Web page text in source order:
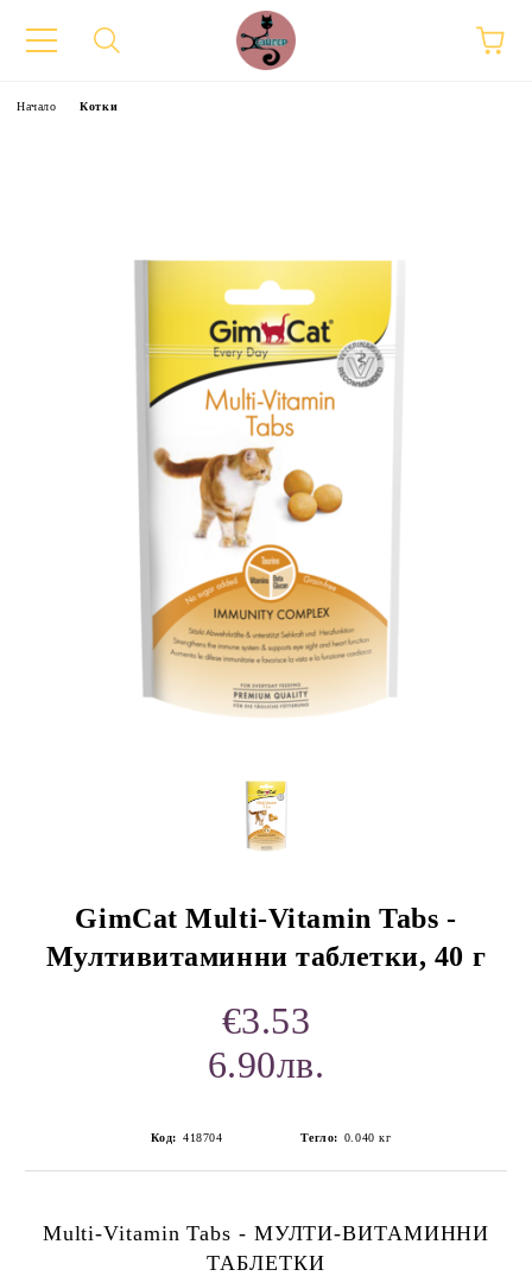
Начало Котки
GimCat Multi-Vitamin Tabs -
Мултивитаминни таблетки, 40 г
€3.53
6.90лв.
Код: 418704 Тегло: 0.040 кг
Multi-Vitamin Tabs - МУЛТИ-ВИТАМИННИ
ТАБЛЕТКИ